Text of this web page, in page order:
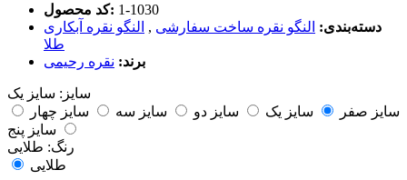
کد محصول: ‎1-1030
دسته‌بندی: النگو نقره ساخت سفارشی , النگو نقره آبکاری
طلا
برند: نقره رحیمی
سایز: سایز یک
سایز صفر
سایز یک سایز دو سایز سه
سایز چهار
سایز پنج
رنگ: طلایی
طلایی